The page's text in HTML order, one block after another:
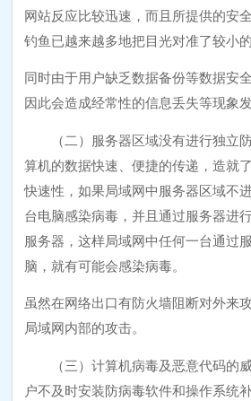
网站反应比较迅速，而且所提供的安
钓鱼已越来越多地把目光对准了较小的
同时由于用户缺乏数据备份等数据安
因此会造成经常性的信息丢失等现象发
（二）服务器区域没有进行独
算机的数据快速、便捷的传递，造就
快速性，如果局域网中服务器区域不
台电脑感染病毒，并且通过服务器进
服务器，这样局域网中任何一台通过
脑，就有可能会感染病毒。
虽然在网络出口有防火墙阻断对外来
局域网内部的攻击。
（三）计算机病毒及恶意代码
户不及时安装防病毒软件和操作系统